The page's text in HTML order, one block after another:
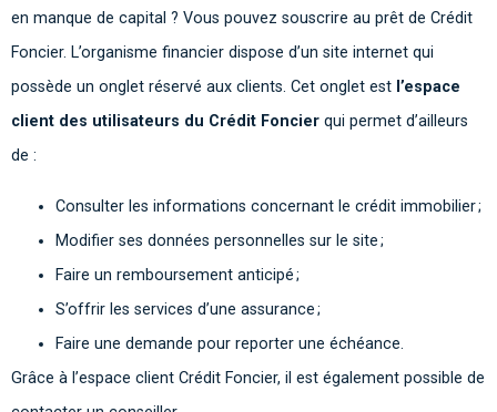
en manque de capital ? Vous pouvez souscrire au prêt de Crédit
Foncier. L’organisme financier dispose d’un site internet qui
possède un onglet réservé aux clients. Cet onglet est l’espace
client des utilisateurs du Crédit Foncier qui permet d’ailleurs
de :
Consulter les informations concernant le crédit immobilier ;
Modifier ses données personnelles sur le site ;
Faire un remboursement anticipé ;
S’offrir les services d’une assurance ;
Faire une demande pour reporter une échéance.
Grâce à l’espace client Crédit Foncier, il est également possible de